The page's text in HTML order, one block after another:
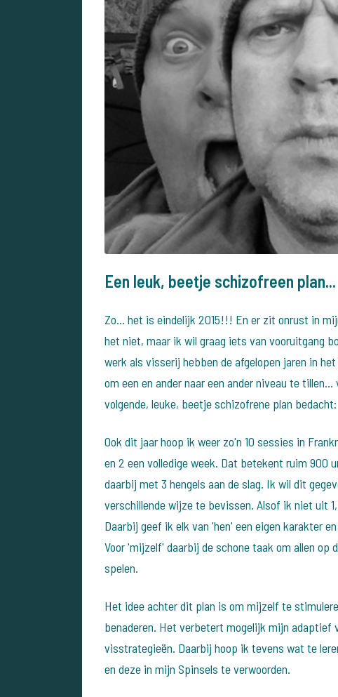
Een leuk, beetje schizofreen plan...
Zo... het is eindelijk 2015!!! En er zit onrust in
het niet, maar ik wil graag iets van vooruitgang
werk als visserij hebben de afgelopen jaren in
om een en ander naar een ander niveau te
volgende, leuke, beetje schizofrene plan bedacht:
Ook dit jaar hoop ik weer zo'n 10 sessies in
en 2 een volledige week. Dat betekent ruim 900
daarbij met 3 hengels aan de slag. Ik wil dit
verschillende wijze te bevissen. Alsof ik niet uit
Daarbij geef ik elk van 'hen' een eigen karakter
Voor 'mijzelf' daarbij de schone taak om allen
spelen.
Het idee achter dit plan is om mijzelf te
benaderen. Het verbetert mogelijk mijn adaptief
visstrategieën. Daarbij hoop ik tevens wat te
en deze in mijn Spinsels te verwoorden.